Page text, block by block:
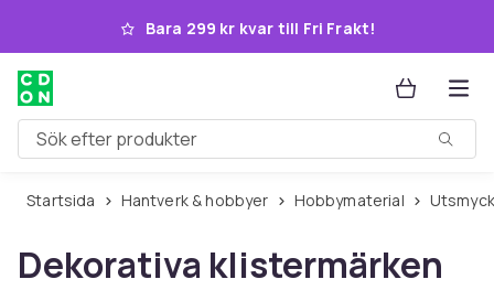
Hoppa till huvudinnehållet
Bara 299 kr kvar till Fri Frakt!
Sök efter produkter
Startsida Hantverk & hobbyer Hobbymaterial
Dekorativa klistermärken